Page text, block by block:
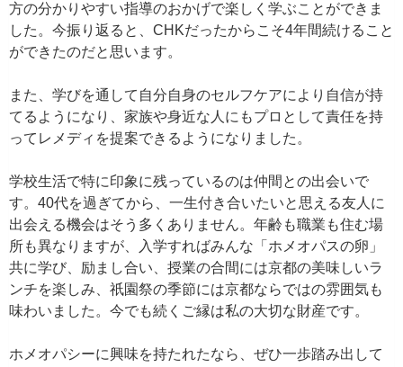
方の分かりやすい指導のおかげで楽しく学ぶことができま
した。今振り返ると、CHKだったからこそ4年間続けること
ができたのだと思います。
また、学びを通して自分自身のセルフケアにより自信が持
てるようになり、家族や身近な人にもプロとして責任を持
ってレメディを提案できるようになりました。
学校生活で特に印象に残っているのは仲間との出会いで
す。40代を過ぎてから、一生付き合いたいと思える友人に
出会える機会はそう多くありません。年齢も職業も住む場
所も異なりますが、入学すればみんな「ホメオパスの卵」
共に学び、励まし合い、授業の合間には京都の美味しいラ
ンチを楽しみ、祇園祭の季節には京都ならではの雰囲気も
味わいました。今でも続くご縁は私の大切な財産です。
ホメオパシーに興味を持たれたなら、ぜひ一歩踏み出して